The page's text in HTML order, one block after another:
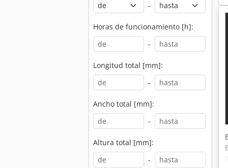
-
Horas de funcionamiento [h]:
-
Longitud total [mm]:
-
Ancho total [mm]:
-
Altura total [mm]:
-